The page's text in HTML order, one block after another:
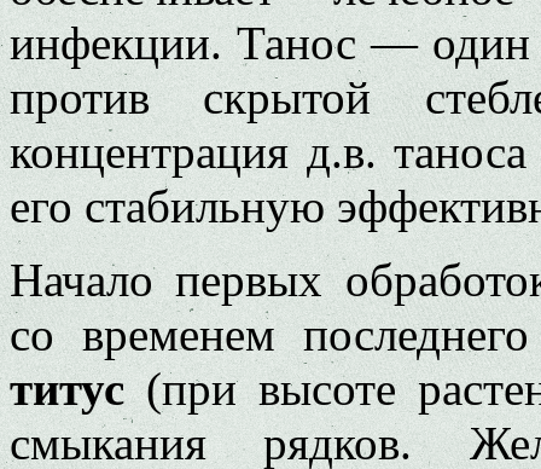
инфекции. Танос —
против скрытой
концентрация д.в.
его стабильную
Начало первых
со временем
титус(при высоте
смыкания рядков.